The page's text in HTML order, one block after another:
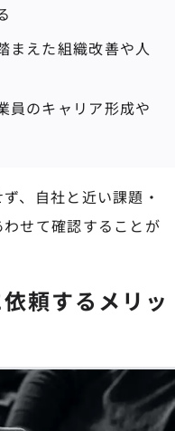
まえた組織改善や人
員のキャリア形成や
、自社と近い課題・
せて確認することが
頼するメリッ